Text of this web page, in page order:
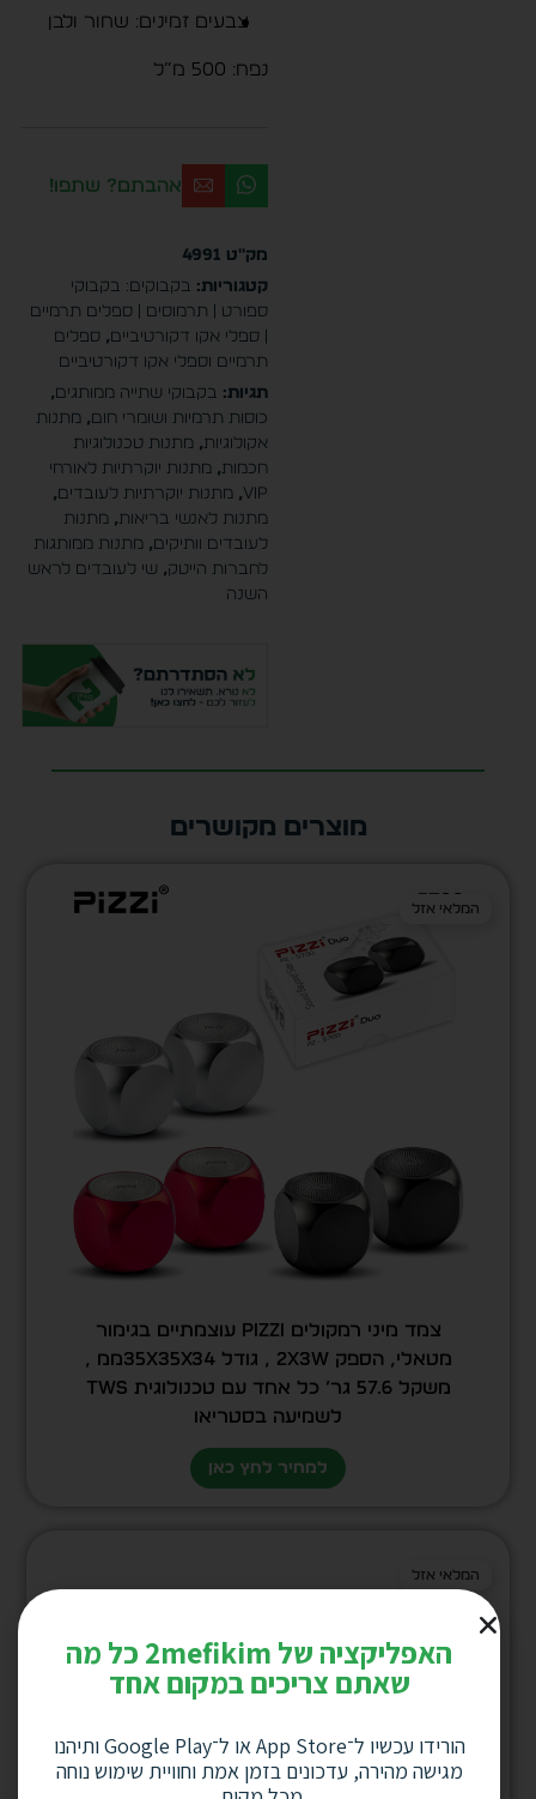
צבעים זמינים: שחור ולבן
נפח: 500 מ”ל
אהבתם? שתפו!
מק"ט 4991
קטגוריות: בקבוקים: בקבוקי
ספורט | תרמוסים | ספלים תרמיים
| ספלי אקו דקורטיביים, ספלים
תרמיים וספלי אקו דקורטיביים
תגיות: בקבוקי שתייה ממותגים,
כוסות תרמיות ושומרי חום, מתנות
אקולוגיות, מתנות טכנולוגיות
חכמות, מתנות יוקרתיות לאורחי
VIP
, מתנות יוקרתיות לעובדים,
מתנות לאנשי בריאות, מתנות
לעובדים וותיקים, מתנות ממותגות
לחברות הייטק, שי לעובדים לראש
השנה
מוצרים מקושרים
המלאי אזל
צמד מיני רמקולים PiZZi עוצמתיים בגימור
מטאלי, הספק 2X3W , גודל 35X35X34ממ ,
משקל 57.6 גר’ כל אחד עם טכנולוגית TWS
לשמיעה בסטריאו
למחיר לחץ כאן
המלאי אזל
האפליקציה של 2mefikim כל מה
שאתם צריכים במקום אחד
הורידו עכשיו ל־App Store או ל־Google Play ותיהנו
מגישה מהירה, עדכונים בזמן אמת וחוויית שימוש נוחה